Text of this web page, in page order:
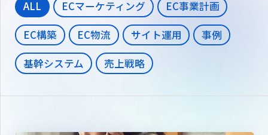
ALL ECマーケティング
EC事業計画
EC構築
EC物流 サイト運用
事例
基幹システム
売上戦略